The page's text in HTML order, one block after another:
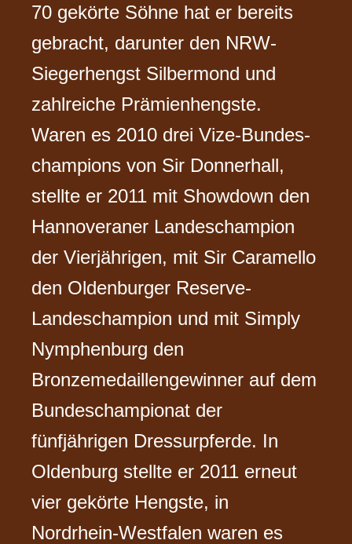
70 gekörte Söhne hat er bereits
gebracht, darunter den NRW-
Siegerhengst Silbermond und
zahlreiche Prämienhengste.
Waren es 2010 drei Vize-Bundes­
champions von Sir Donnerhall,
stellte er 2011 mit Showdown den
Hannoveraner Landeschampion
der Vierjährigen, mit Sir Caramello
den Oldenburger Reserve-
Landeschampion und mit Simply
Nymphenburg den
Bronzemedaillen­gewinner auf dem
Bundeschampionat der
fünfjährigen Dressurpferde. In
Oldenburg stellte er 2011 erneut
vier gekörte Hengste, in
Nordrhein-Westfalen waren es